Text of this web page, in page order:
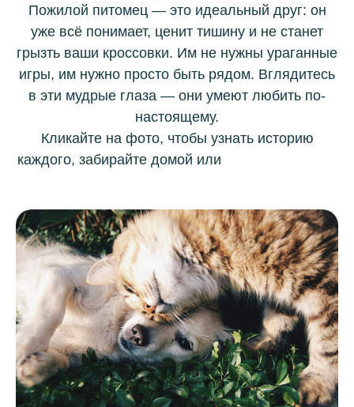
Пожилой питомец — это идеальный друг: он
уже всё понимает, ценит тишину и не станет
грызть ваши кроссовки. Им не нужны ураганные
игры, им нужно просто быть рядом. Вглядитесь
в эти мудрые глаза — они умеют любить по-
настоящему.
Кликайте на фото, чтобы узнать историю
каждого, забирайте домой или